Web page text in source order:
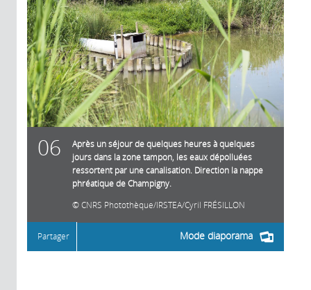
06
Après un séjour de quelques heures à quelques
jours dans la zone tampon, les eaux dépolluées
ressortent par une canalisation. Direction la nappe
phréatique de Champigny.
CNRS Photothèque/IRSTEA/Cyril FRÉSILLON
Mode diaporama
Partager